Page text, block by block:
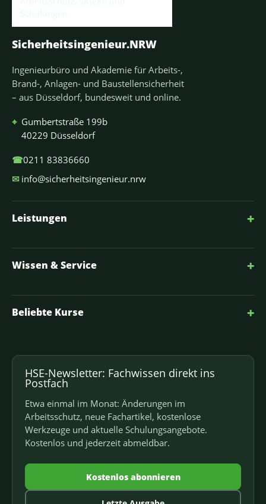
Sicherheitsingenieur.NRW
Ingenieurbüro und Akademie für Arbeits-,
Brand-, Anlagen- und Baustellensicherheit
– aus Düsseldorf, bundesweit und online.
⌖ Gumbertstraße 199b
40229 Düsseldorf
☎0211 83836660
✉ info@sicherheitsingenieur.nrw
Leistungen +
Wissen & Service +
Beliebte Kurse +
HSE-Newsletter: Fachwissen direkt ins
Postfach
Etwa einmal im Monat: Änderungen im
Arbeitsschutz, neue Fachartikel, kostenlose
Werkzeuge und aktuelle Schulungsangebote.
Kostenlos und jederzeit abmeldbar.
Kostenlos abonnieren